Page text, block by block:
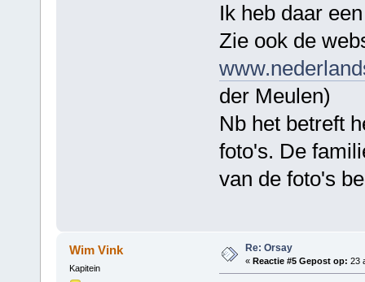
Ik heb daar
Zie ook de
der Meulen)
Nb het betreft
foto's. De
van de foto's
Wim Vink
Kapitein
Re: Orsay
« Reactie #5 Gepost op: 23